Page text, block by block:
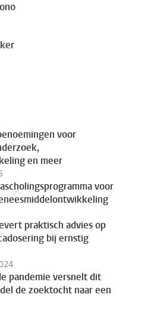
voor
en meer
voor
praktisch advies op
bij ernstig
pandemie versnelt dit
de zoektocht naar een